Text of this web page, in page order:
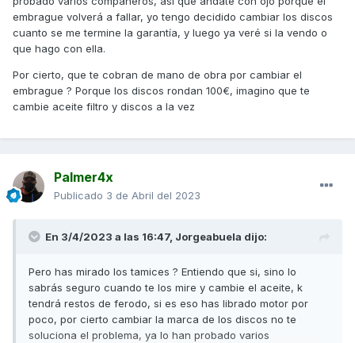
embrague volverá a fallar, yo tengo decidido cambiar los discos
cuanto se me termine la garantía, y luego ya veré si la vendo o
que hago con ella.
Por cierto, que te cobran de mano de obra por cambiar el
embrague ? Porque los discos rondan 100€, imagino que te
cambie aceite filtro y discos a la vez
Palmer4x
Publicado 3 de Abril del 2023
En 3/4/2023 a las 16:47, Jorgeabuela dijo:
Pero has mirado los tamices ? Entiendo que si, sino lo
sabrás seguro cuando te los mire y cambie el aceite, k
tendrá restos de ferodo, si es eso has librado motor por
poco, por cierto cambiar la marca de los discos no te
soluciona el problema, ya lo han probado varios